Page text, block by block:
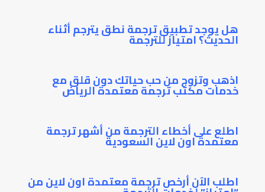
هل يوجد تطبيق ترجمة نطق يترجم أثناء
الحديث؟ امتياز للترجمة
اذهب وتزوج من حب حياتك دون قلق مع
خدمات مكتب ترجمة معتمدة الرياض
اطلع على أخطاء الترجمة من أشهر ترجمة
معتمدة اون لاين السعودية
اطلب الآن أرخص ترجمة معتمدة اون لاين من